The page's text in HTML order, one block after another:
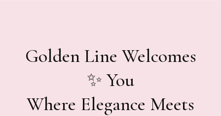
Golden Line Welcomes
You ✨
Where Elegance Meets